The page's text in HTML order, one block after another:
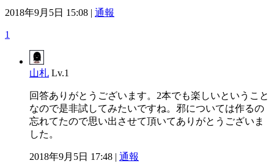
2018年9月5日 15:08 | 通報
1
山札 Lv.1
回答ありがとうございます。2本でも楽しいということ
なので是非試してみたいですね。邪については作るの
忘れてたので思い出させて頂いてありがとうございま
した。
2018年9月5日 17:48 | 通報